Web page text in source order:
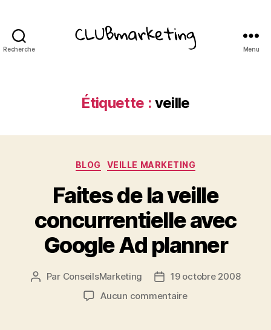
Recherche Menu
Étiquette : veille
Catégories
BLOG VEILLE MARKETING
Faites de la veille
concurrentielle avec
Google Ad planner
Auteur
Par ConseilsMarketing
Date19 octobre 2008
Aucun commentairesur